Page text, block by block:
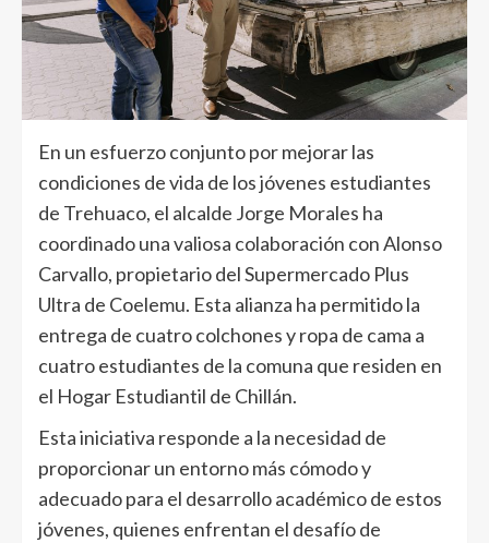
En un esfuerzo conjunto por mejorar las
condiciones de vida de los jóvenes estudiantes
de Trehuaco, el alcalde Jorge Morales ha
coordinado una valiosa colaboración con Alonso
Carvallo, propietario del Supermercado Plus
Ultra de Coelemu. Esta alianza ha permitido la
entrega de cuatro colchones y ropa de cama a
cuatro estudiantes de la comuna que residen en
el Hogar Estudiantil de Chillán.
Esta iniciativa responde a la necesidad de
proporcionar un entorno más cómodo y
adecuado para el desarrollo académico de estos
jóvenes, quienes enfrentan el desafío de